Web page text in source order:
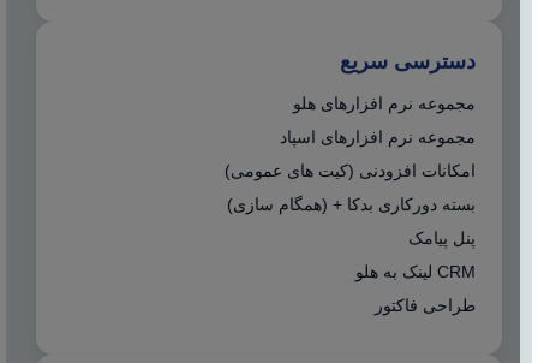
دسترسی سریع
مجموعه نرم افزارهای هلو
مجموعه نرم افزارهای اسپاد
امکانات افزودنی (کیت های عمومی)
بسته دورکاری بدکا + (همگام سازی)
پنل پیامک
CRM لینک به هلو
طراحی فاکتور